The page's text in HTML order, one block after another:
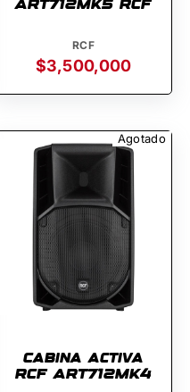
ART712MK5 RCF
RCF
$3,500,000
Agotado
Cabina activa
RCF ART712MK4